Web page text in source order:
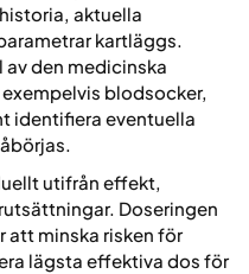
aktuella
kartläggs.
av den medicinska
blodsocker,
identifiera eventuella
utifrån effekt,
Doseringen
att minska risken för
lägsta effektiva dos för